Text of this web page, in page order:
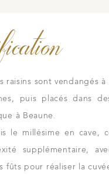
raisins sont vendangés
puis placés dans
à Beaune.
le millésime en cave,
supplémentaire,
fûts pour réaliser la